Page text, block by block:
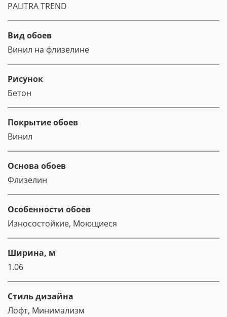
PALITRA TREND
Вид обоев
Винил на флизелине
Рисунок
Бетон
Покрытие обоев
Винил
Основа обоев
Флизелин
Особенности обоев
Износостойкие, Моющиеся
Ширина, м
1.06
Стиль дизайна
Лофт, Минимализм